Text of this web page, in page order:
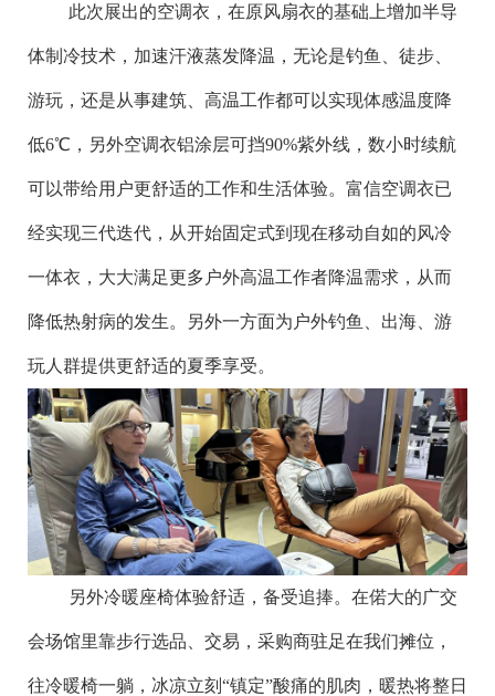
此次展出的空调衣，在原风扇衣的基础上增加半导
体制冷技术，加速汗液蒸发降温，无论是钓鱼、徒步、
游玩，还是从事建筑、高温工作都可以实现体感温度降
低6℃，另外空调衣铝涂层可挡90%紫外线，数小时续航
可以带给用户更舒适的工作和生活体验。富信空调衣已
经实现三代迭代，从开始固定式到现在移动自如的风冷
一体衣，大大满足更多户外高温工作者降温需求，从而
降低热射病的发生。另外一方面为户外钓鱼、出海、游
玩人群提供更舒适的夏季享受。
另外冷暖座椅体验舒适，备受追捧。在偌大的广交
会场馆里靠步行选品、交易，采购商驻足在我们摊位，
往冷暖椅一躺，冰凉立刻“镇定”酸痛的肌肉，暖热将整日